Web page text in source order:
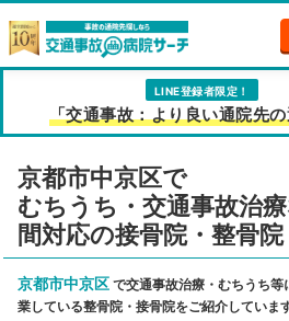
LINE登録者限定！
「交通事故：より良い通院先の
京都市中京区で
むちうち・交通事故治
間対応の接骨院・整骨院
京都市中京区 で交通事故治療・むちうち
業している整骨院・接骨院をご紹介しています